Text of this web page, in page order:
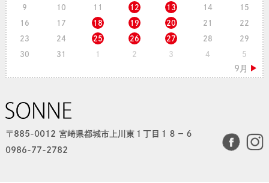
9 10 11 12 13 14 15
16 17 18 19 20 21 22
23 24 25 26 27 28 29
30 31 1 2 3 4 5
〒885-0012 宮崎県都城市上川東１丁目１８−６
0986-77-2782